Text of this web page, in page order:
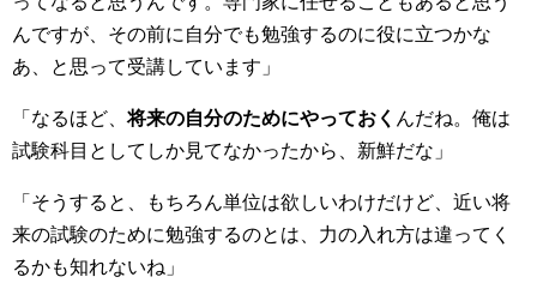
んですが、その前に自分でも勉強するのに役に立つかな
あ、と思って受講しています」
「なるほど、将来の自分のためにやっておく んだね。俺は
試験科目としてしか見てなかったから、新鮮だな」
「そうすると、もちろん単位は欲しいわけだけど、近い将
来の試験のために勉強するのとは、力の入れ方は違ってく
るかも知れないね」